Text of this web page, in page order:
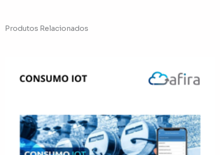
Produtos Relacionados